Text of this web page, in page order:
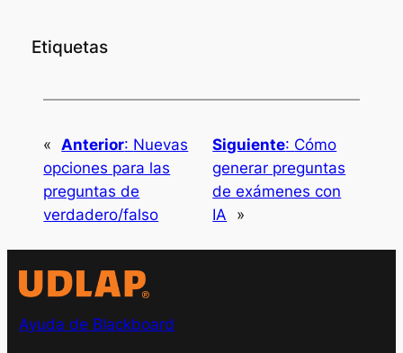
Etiquetas
« Anterior: Nuevas
opciones para las
preguntas de
verdadero/falso
Siguiente: Cómo
generar preguntas
de exámenes con
IA
»
Ayuda de Blackboard